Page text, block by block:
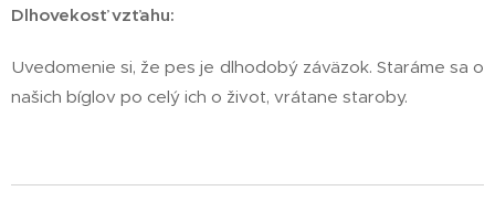
Dlhovekosť vzťahu:
Uvedomenie si, že pes je dlhodobý záväzok. Staráme sa o
našich bíglov po celý ich o život, vrátane staroby.